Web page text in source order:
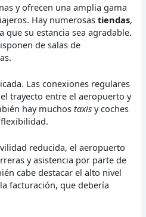
y ofrecen una amplia gama
Hay numerosastiendas,
que su estancia sea agradable.
de salas de
Las conexiones regulares
trayecto entre el aeropuerto y
hay muchostaxis y coches
reducida, el aeropuerto
y asistencia por parte de
cabe destacar el alto nivel
facturación, que debería